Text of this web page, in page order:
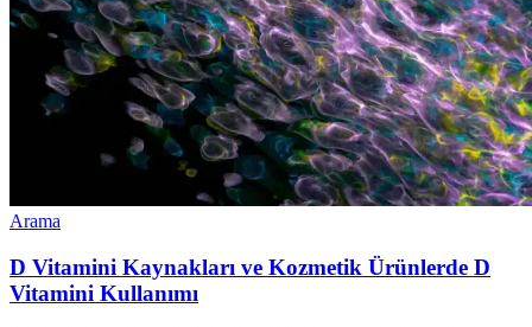
Arama
D Vitamini Kaynakları ve Kozmetik Ürünlerde D
Vitamini Kullanımı